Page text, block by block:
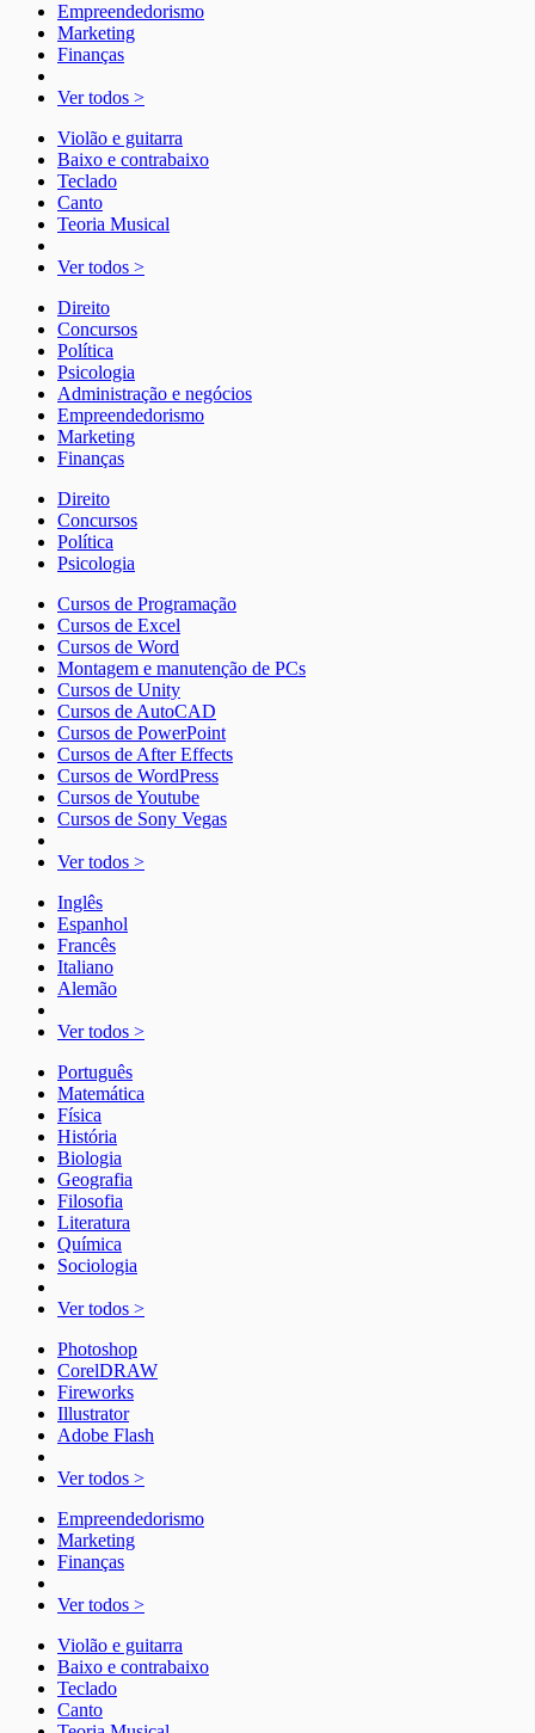
Empreendedorismo
Marketing
Finanças
Ver todos >
Violão e guitarra
Baixo e contrabaixo
Teclado
Canto
Teoria Musical
Ver todos >
Direito
Concursos
Política
Psicologia
Administração e negócios
Empreendedorismo
Marketing
Finanças
Direito
Concursos
Política
Psicologia
Cursos de Programação
Cursos de Excel
Cursos de Word
Montagem e manutenção de PCs
Cursos de Unity
Cursos de AutoCAD
Cursos de PowerPoint
Cursos de After Effects
Cursos de WordPress
Cursos de Youtube
Cursos de Sony Vegas
Ver todos >
Inglês
Espanhol
Francês
Italiano
Alemão
Ver todos >
Português
Matemática
Física
História
Biologia
Geografia
Filosofia
Literatura
Química
Sociologia
Ver todos >
Photoshop
CorelDRAW
Fireworks
Illustrator
Adobe Flash
Ver todos >
Empreendedorismo
Marketing
Finanças
Ver todos >
Violão e guitarra
Baixo e contrabaixo
Teclado
Canto